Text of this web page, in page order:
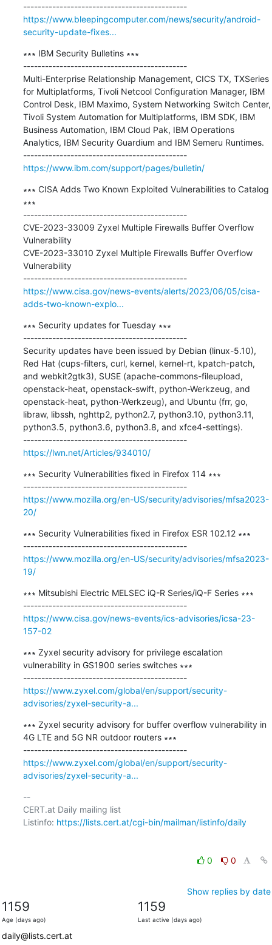
---------------------------------------------
https://www.bleepingcomputer.com/news/security/android-
security-update-fixes...
∗∗∗ IBM Security Bulletins ∗∗∗
---------------------------------------------
Multi-Enterprise Relationship Management, CICS TX, TXSeries
for Multiplatforms, Tivoli Netcool Configuration Manager, IBM
Control Desk, IBM Maximo, System Networking Switch Center,
Tivoli System Automation for Multiplatforms, IBM SDK, IBM
Business Automation, IBM Cloud Pak, IBM Operations
Analytics, IBM Security Guardium and IBM Semeru Runtimes.
---------------------------------------------
https://www.ibm.com/support/pages/bulletin/
∗∗∗ CISA Adds Two Known Exploited Vulnerabilities to Catalog
∗∗∗
---------------------------------------------
CVE-2023-33009 Zyxel Multiple Firewalls Buffer Overflow
Vulnerability
CVE-2023-33010 Zyxel Multiple Firewalls Buffer Overflow
Vulnerability
---------------------------------------------
https://www.cisa.gov/news-events/alerts/2023/06/05/cisa-
adds-two-known-explo...
∗∗∗ Security updates for Tuesday ∗∗∗
---------------------------------------------
Security updates have been issued by Debian (linux-5.10),
Red Hat (cups-filters, curl, kernel, kernel-rt, kpatch-patch,
and webkit2gtk3), SUSE (apache-commons-fileupload,
openstack-heat, openstack-swift, python-Werkzeug, and
openstack-heat, python-Werkzeug), and Ubuntu (frr, go,
libraw, libssh, nghttp2, python2.7, python3.10, python3.11,
python3.5, python3.6, python3.8, and xfce4-settings).
---------------------------------------------
https://lwn.net/Articles/934010/
∗∗∗ Security Vulnerabilities fixed in Firefox 114 ∗∗∗
---------------------------------------------
https://www.mozilla.org/en-US/security/advisories/mfsa2023-
20/
∗∗∗ Security Vulnerabilities fixed in Firefox ESR 102.12 ∗∗∗
---------------------------------------------
https://www.mozilla.org/en-US/security/advisories/mfsa2023-
19/
∗∗∗ Mitsubishi Electric MELSEC iQ-R Series/iQ-F Series ∗∗∗
---------------------------------------------
https://www.cisa.gov/news-events/ics-advisories/icsa-23-
157-02
∗∗∗ Zyxel security advisory for privilege escalation
vulnerability in GS1900 series switches ∗∗∗
---------------------------------------------
https://www.zyxel.com/global/en/support/security-
advisories/zyxel-security-a...
∗∗∗ Zyxel security advisory for buffer overflow vulnerability in
4G LTE and 5G NR outdoor routers ∗∗∗
---------------------------------------------
https://www.zyxel.com/global/en/support/security-
advisories/zyxel-security-a...
--
CERT.at Daily mailing list
Listinfo: https://lists.cert.at/cgi-bin/mailman/listinfo/daily
0 0
Show replies by date
1159
Age (days ago)
1159
Last active (days ago)
daily@lists.cert.at